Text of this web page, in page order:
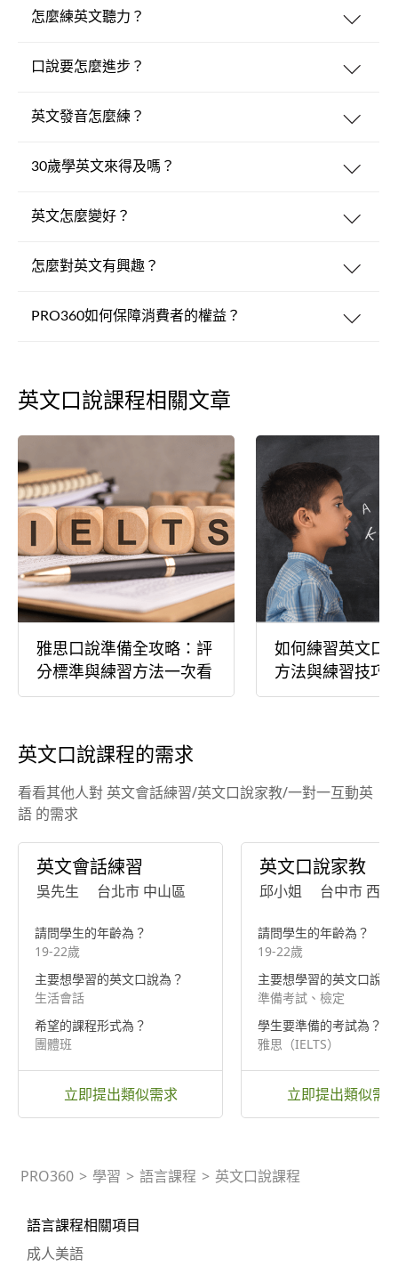
怎麼練英文聽力？
口說要怎麼進步？
英文發音怎麼練？
30歲學英文來得及嗎？
英文怎麼變好？
怎麼對英文有興趣？
PRO360如何保障消費者的權益？
英文口說課程相關文章
雅思口說準備全攻略：評
分標準與練習方法一次看
如何練習英文口
方法與練習技巧
英文口說課程的需求
看看其他人對 英文會話練習/英文口說家教/一對一互動英
語 的需求
英文會話練習
吳先生 台北市 中山區
請問學生的年齡為？
19-22歲
主要想學習的英文口說為？
生活會話
希望的課程形式為？
團體班
立即提出類似需求
英文口說家教
邱小姐 台中市 西區
請問學生的年齡為？
19-22歲
主要想學習的英文口說為
準備考試、檢定
學生要準備的考試為？
雅思（IELTS）
立即提出類似需
PRO360 > 學習 > 語言課程 > 英文口說課程
語言課程相關項目
成人美語